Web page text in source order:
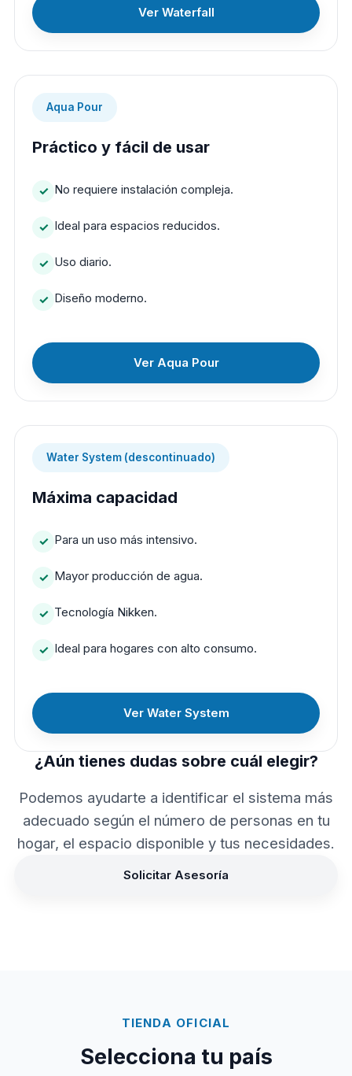
Ver Waterfall
Aqua Pour
Práctico y fácil de usar
No requiere instalación compleja.
Ideal para espacios reducidos.
Uso diario.
Diseño moderno.
Ver Aqua Pour
Water System (descontinuado)
Máxima capacidad
Para un uso más intensivo.
Mayor producción de agua.
Tecnología Nikken.
Ideal para hogares con alto consumo.
Ver Water System
¿Aún tienes dudas sobre cuál elegir?
Podemos ayudarte a identificar el sistema más
adecuado según el número de personas en tu
hogar, el espacio disponible y tus necesidades.
Solicitar Asesoría
TIENDA OFICIAL
Selecciona tu país